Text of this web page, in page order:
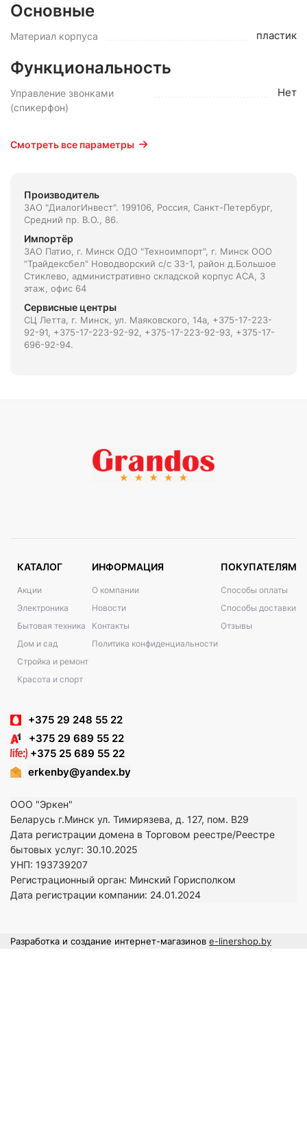
Основные
Материал корпуса пластик
Функциональность
Управление звонками
(спикерфон)
Нет
Смотреть все параметры
Производитель
ЗАО "ДиалогИнвест". 199106, Россия, Санкт-Петербург,
Средний пр. В.О., 86.
Импортёр
ЗАО Патио, г. Минск ОДО "Техноимпорт", г. Минск ООО
"Трайдексбел" Новодворский с/с 33-1, район д.Большое
Стиклево, административно складской корпус АСА, 3
этаж, офис 64
Сервисные центры
СЦ Летта, г. Минск, ул. Маяковского, 14а, +375-17-223-
92-91, +375-17-223-92-92, +375-17-223-92-93, +375-17-
696-92-94.
КАТАЛОГ
Акции
Электроника
Бытовая техника
Дом и сад
Стройка и ремонт
Красота и спорт
ИНФОРМАЦИЯ
О компании
Новости
Контакты
Политика конфиденциальности
ПОКУПАТЕЛЯМ
Способы оплаты
Способы доставки
Отзывы
+375 29 248 55 22
+375 29 689 55 22
+375 25 689 55 22
erkenby@yandex.by
ООО "Эркен"
Беларусь г.Минск ул. Тимирязева, д. 127, пом. В29
Дата регистрации домена в Торговом реестре/Реестре
бытовых услуг: 30.10.2025
УНП: 193739207
Регистрационный орган: Минский Горисполком
Дата регистрации компании: 24.01.2024
Разработка и создание интернет-магазинов e-linershop.by